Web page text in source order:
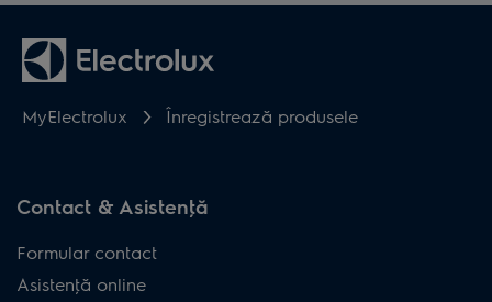
MyElectrolux Înregistrează produsele
Contact & Asistenţă
Formular contact
Asistenţă online